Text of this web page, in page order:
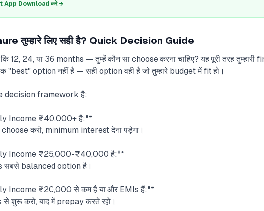
App Download करें →
तुम्हारे लिए सही है? Quick Decision Guide
12, 24, या 36 months — तुम्हें कौन सा choose करना चाहिए? यह पूरी तरह
"best" option नहीं है — सही option वही है जो तुम्हारे budget में fit हो।
decision framework है:
Income ₹40,000+ है:**
करो, minimum interest देना पड़ेगा।
Income ₹25,000-₹40,000 है:**
सबसे balanced option है।
Income ₹20,000 से कम है या और EMIs हैं:**
शुरू करो, बाद में prepay करते रहो।